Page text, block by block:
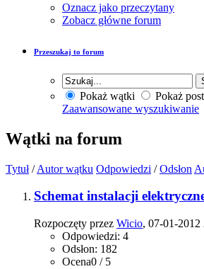
Oznacz jako przeczytany
Zobacz główne forum
Przeszukaj to forum
Pokaż wątki
Pokaż
Zaawansowane wyszukiwanie
Wątki na forum
Tytuł/Autor wątku Odpowiedzi /Odsłon
Schemat instalacji
Rozpoczęty przez Wicio, 07-01-2012
Odpowiedzi: 4
Odsłon: 182
Ocena0 / 5